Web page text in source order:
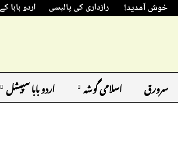
خوش آمدید! رازداری کی پالیسی اردو بابا
سرورق اسلامی گوشہ اردو بابا سپیشل